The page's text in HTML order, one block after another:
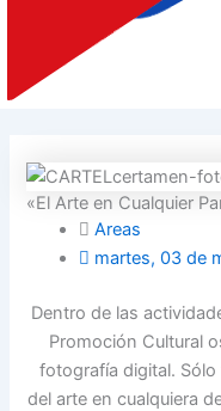
«El Arte en Cualquier
Areas
martes, 03 de
Dentro de las
Promoción Cultural
fotografía digital.
del arte en cualquiera